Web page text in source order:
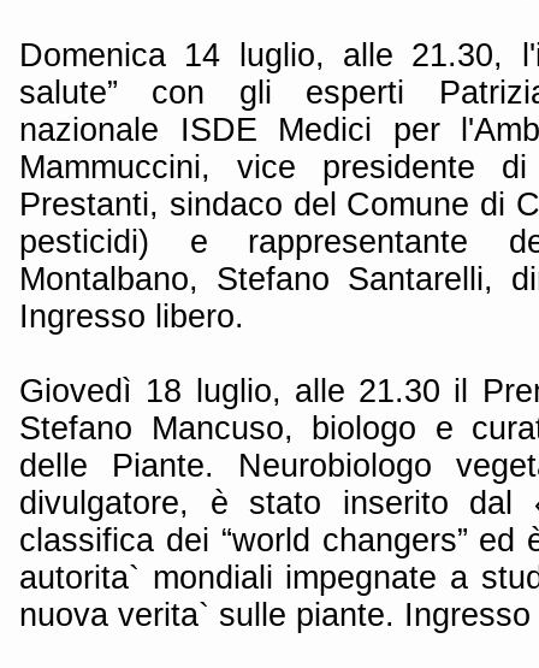
Domenica 14 luglio, alle 21.30,
salute” con gli esperti
nazionale ISDE Medici per
Mammuccini, vice presidente
Prestanti, sindaco del Comune di
pesticidi) e rappresentante
Montalbano, Stefano Santarelli,
Ingresso libero.
Giovedì 18 luglio, alle 21.30 il
Stefano Mancuso, biologo e
delle Piante. Neurobiologo
divulgatore, è stato inserito dal
classifica dei “world changers” ed
autorita` mondiali impegnate a
nuova verita` sulle piante.